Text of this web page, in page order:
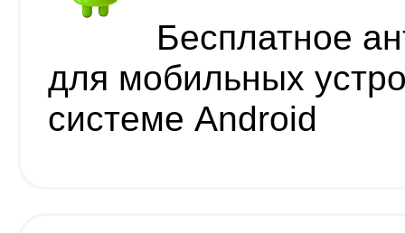
Бесплатное
для мобильных
системе Android